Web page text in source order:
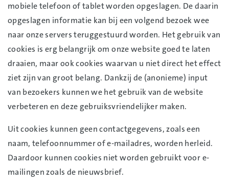
mobiele telefoon of tablet worden opgeslagen. De daarin
opgeslagen informatie kan bij een volgend bezoek wee
naar onze servers teruggestuurd worden. Het gebruik van
cookies is erg belangrijk om onze website goed te laten
draaien, maar ook cookies waarvan u niet direct het effect
ziet zijn van groot belang. Dankzij de (anonieme) input
van bezoekers kunnen we het gebruik van de website
verbeteren en deze gebruiksvriendelijker maken.
Uit cookies kunnen geen contactgegevens, zoals een
naam, telefoonnummer of e-mailadres, worden herleid.
Daardoor kunnen cookies niet worden gebruikt voor e-
mailingen zoals de nieuwsbrief.